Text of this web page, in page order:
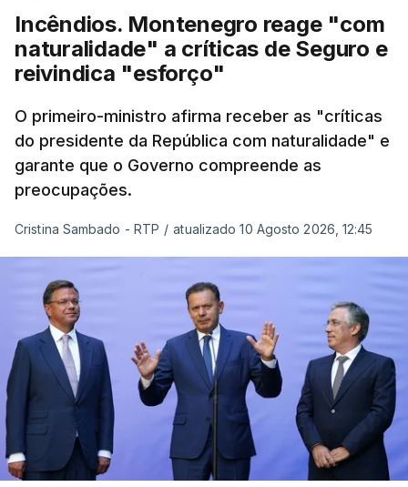
Incêndios. Montenegro reage "com
naturalidade" a críticas de Seguro e
reivindica "esforço"
O primeiro-ministro afirma receber as "críticas
do presidente da República com naturalidade" e
garante que o Governo compreende as
preocupações.
Cristina Sambado - RTP / atualizado 10 Agosto 2026, 12:45